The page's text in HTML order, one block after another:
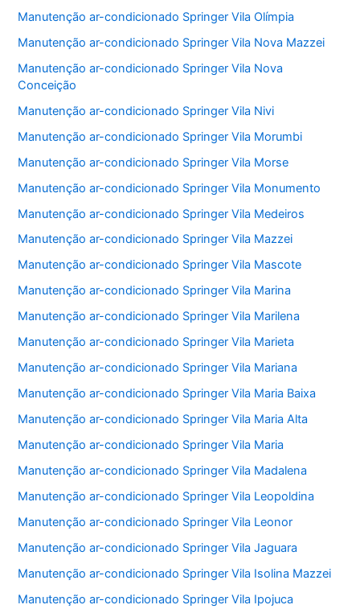
Manutenção ar-condicionado Springer Vila Olímpia
Manutenção ar-condicionado Springer Vila Nova Mazzei
Manutenção ar-condicionado Springer Vila Nova
Conceição
Manutenção ar-condicionado Springer Vila Nivi
Manutenção ar-condicionado Springer Vila Morumbi
Manutenção ar-condicionado Springer Vila Morse
Manutenção ar-condicionado Springer Vila Monumento
Manutenção ar-condicionado Springer Vila Medeiros
Manutenção ar-condicionado Springer Vila Mazzei
Manutenção ar-condicionado Springer Vila Mascote
Manutenção ar-condicionado Springer Vila Marina
Manutenção ar-condicionado Springer Vila Marilena
Manutenção ar-condicionado Springer Vila Marieta
Manutenção ar-condicionado Springer Vila Mariana
Manutenção ar-condicionado Springer Vila Maria Baixa
Manutenção ar-condicionado Springer Vila Maria Alta
Manutenção ar-condicionado Springer Vila Maria
Manutenção ar-condicionado Springer Vila Madalena
Manutenção ar-condicionado Springer Vila Leopoldina
Manutenção ar-condicionado Springer Vila Leonor
Manutenção ar-condicionado Springer Vila Jaguara
Manutenção ar-condicionado Springer Vila Isolina Mazzei
Manutenção ar-condicionado Springer Vila Ipojuca